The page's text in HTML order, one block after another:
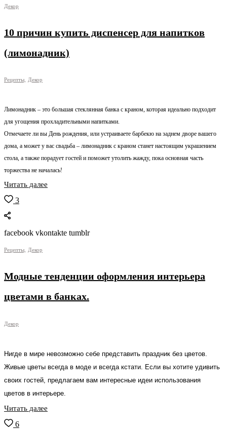
Декор
10 причин купить диспенсер для напитков
(лимонадник)
Рецепты, Декор
Лимонадник – это большая стеклянная банка с краном, которая идеально подходит
для угощения прохладительными напитками.
Отмечаете ли вы День рождения, или устраиваете барбекю на заднем дворе вашего
дома, а может у вас свадьба – лимонадник с краном станет настоящим украшением
стола, а также порадует гостей и поможет утолить жажду, пока основная часть
торжества не началась!
Читать далее
3
facebook vkontakte tumblr
Рецепты, Декор
Модные тенденции оформления интерьера
цветами в банках.
Декор
Нигде в мире невозможно себе представить праздник без цветов.
Живые цветы всегда в моде и всегда кстати. Если вы хотите удивить
своих гостей, предлагаем вам интересные идеи использования
цветов в интерьере.
Читать далее
6